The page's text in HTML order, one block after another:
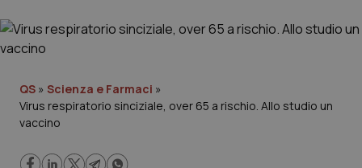
Governo e Parlamento
Regioni e Asl
QS » Scienza e Farmaci »
Virus respiratorio sinciziale, over 65 a rischio. Allo studio un
vaccino